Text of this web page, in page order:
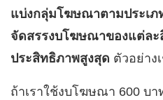
แบ่งกลุ่มโฆษณาตามประเ
จัดสรรงบโฆษณาของแต่ละ
ประสิทธิภาพสูงสุด ตัวอย่าง
ถ้าเราใช้งบโฆษณา 600 บ